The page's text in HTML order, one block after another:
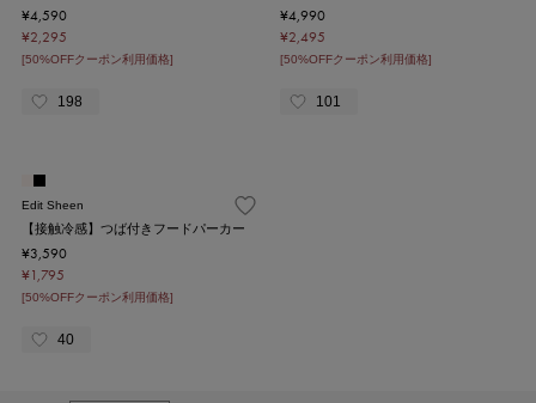
¥4,590
¥2,295
[50%OFFクーポン利用価格]
198
¥4,990
¥2,495
[50%OFFクーポン利用価格]
101
Edit Sheen
【接触冷感】つば付きフードパーカー
¥3,590
¥1,795
[50%OFFクーポン利用価格]
40